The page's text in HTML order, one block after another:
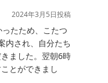
2024年3月5日投稿
たため、こたつ
内され、自分たち
ました。翌朝6時
とができまし